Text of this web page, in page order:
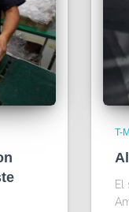
T-
El